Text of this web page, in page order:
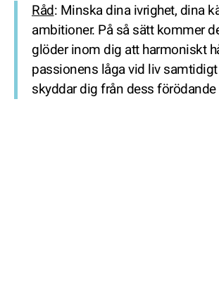
Råd: Minska dina ivrighet, dina
ambitioner. På så sätt kommer
glöder inom dig att harmoniskt
passionens låga vid liv
skyddar dig från dess förödande